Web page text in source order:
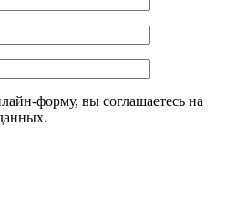
форму, вы соглашаетесь на